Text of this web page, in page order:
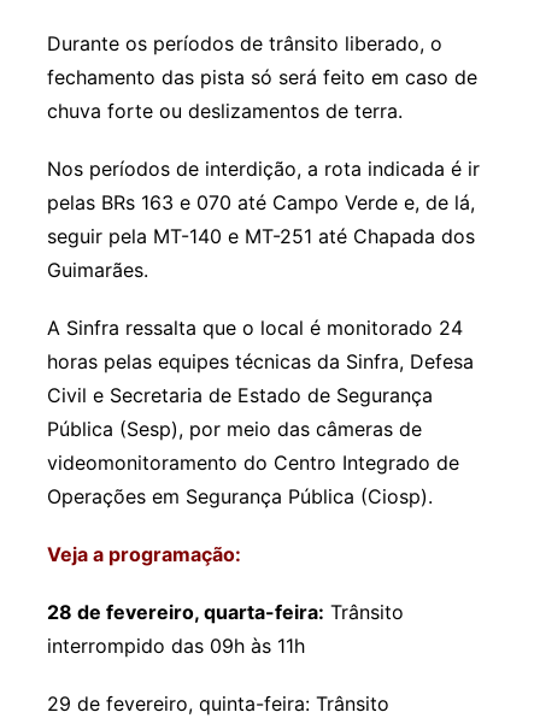
Durante os períodos de trânsito liberado, o
fechamento das pista só será feito em caso de
chuva forte ou deslizamentos de terra.
Nos períodos de interdição, a rota indicada é ir
pelas BRs 163 e 070 até Campo Verde e, de lá,
seguir pela MT-140 e MT-251 até Chapada dos
Guimarães.
A Sinfra ressalta que o local é monitorado 24
horas pelas equipes técnicas da Sinfra, Defesa
Civil e Secretaria de Estado de Segurança
Pública (Sesp), por meio das câmeras de
videomonitoramento do Centro Integrado de
Operações em Segurança Pública (Ciosp).
Veja a programação:
28 de fevereiro, quarta-feira: Trânsito
interrompido das 09h às 11h
29 de fevereiro, quinta-feira: Trânsito